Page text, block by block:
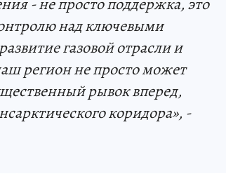
- не просто поддержка, это
над ключевыми
газовой отрасли и
регион не просто может
рывок вперед,
коридора», -